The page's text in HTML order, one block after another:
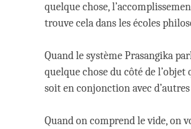
quelque chose,
trouve cela dans les écoles
Quand le système Prasangika
quelque chose du côté de
soit en conjonction avec
Quand on comprend le vide, on